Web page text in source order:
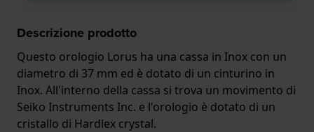
Descrizione prodotto
Questo orologio Lorus ha una cassa in Inox con un
diametro di 37 mm ed è dotato di un cinturino in
Inox. All'interno della cassa si trova un movimento di
Seiko Instruments Inc. e l'orologio è dotato di un
cristallo di Hardlex crystal.